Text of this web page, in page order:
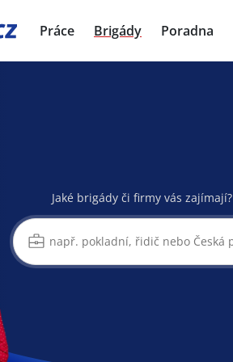
Práce Brigády Poradna
Jaké brigády či firmy vás zajímají?